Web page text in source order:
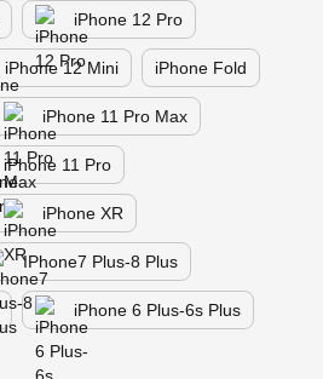
iPhone 12 Pro
iPhone 12 Mini iPhone Fold
iPhone 11 Pro Max
iPhone 11 Pro
iPhone XR
IPhone7 Plus-8 Plus
iPhone 6 Plus-6s Plus